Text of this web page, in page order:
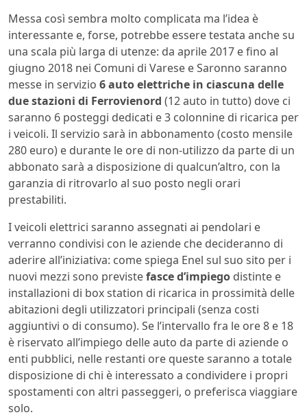
Messa così sembra molto complicata ma l’idea è
interessante e, forse, potrebbe essere testata anche su
una scala più larga di utenze: da aprile 2017 e fino al
giugno 2018 nei Comuni di Varese e Saronno saranno
messe in servizio 6 auto elettriche in ciascuna delle
due stazioni di Ferrovienord (12 auto in tutto) dove ci
saranno 6 posteggi dedicati e 3 colonnine di ricarica per
i veicoli. Il servizio sarà in abbonamento (costo mensile
280 euro) e durante le ore di non-utilizzo da parte di un
abbonato sarà a disposizione di qualcun’altro, con la
garanzia di ritrovarlo al suo posto negli orari
prestabiliti.
I veicoli elettrici saranno assegnati ai pendolari e
verranno condivisi con le aziende che decideranno di
aderire all’iniziativa: come spiega Enel sul suo sito per i
nuovi mezzi sono previstefasce d’impiego distinte e
installazioni di box station di ricarica in prossimità delle
abitazioni degli utilizzatori principali (senza costi
aggiuntivi o di consumo). Se l’intervallo fra le ore 8 e 18
è riservato all’impiego delle auto da parte di aziende o
enti pubblici, nelle restanti ore queste saranno a totale
disposizione di chi è interessato a condividere i propri
spostamenti con altri passeggeri, o preferisca viaggiare
solo.